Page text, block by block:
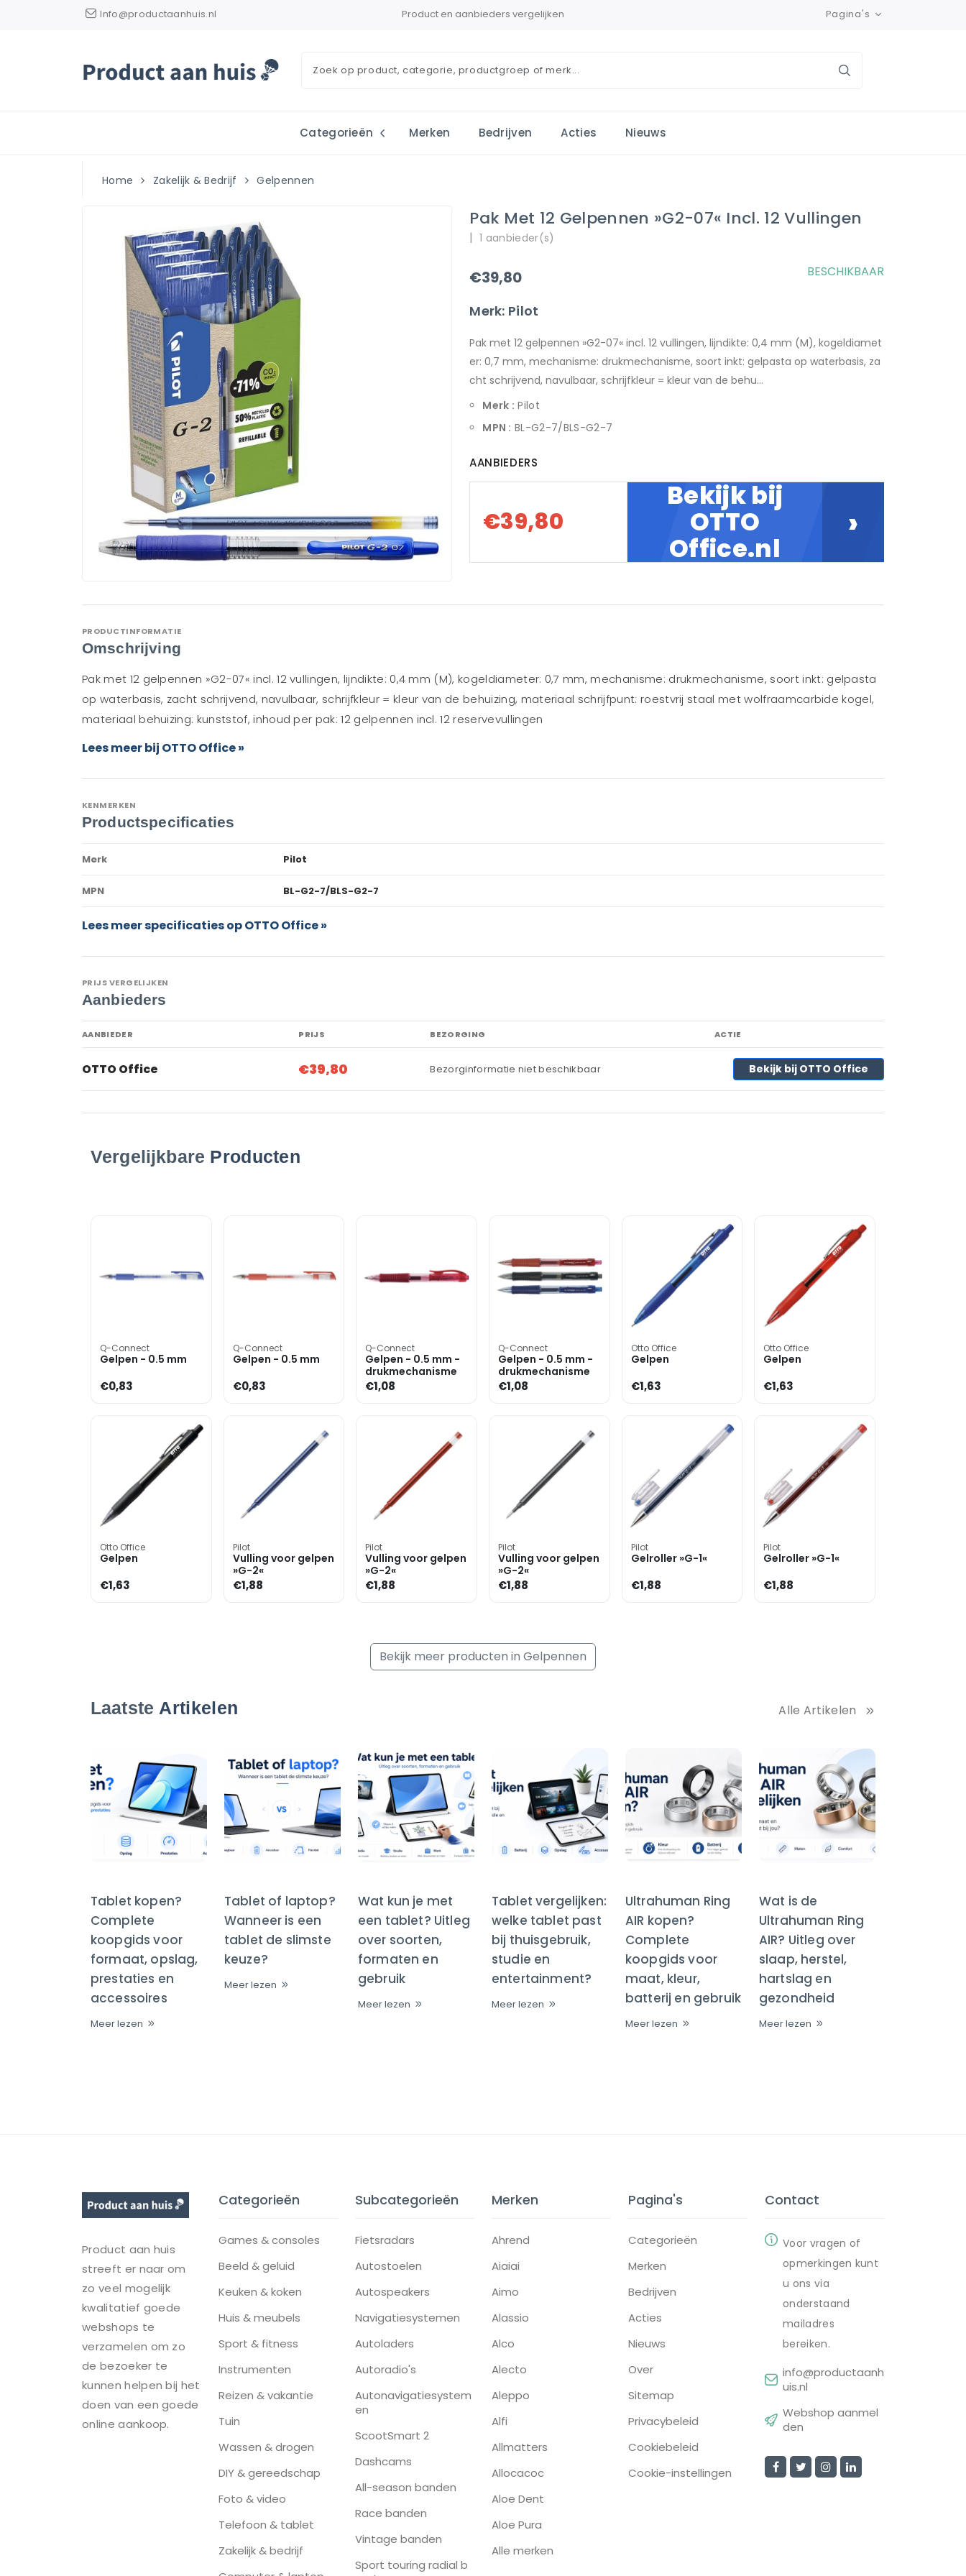
Info@productaanhuis.nl Product en aanbieders vergelijken Pagina's
Categorieën Merken Bedrijven Acties Nieuws
Home Zakelijk & Bedrijf Gelpennen
Pak Met 12 Gelpennen »G2-07« Incl. 12 Vullingen
|1 aanbieder(s)
€39,80
Merk: Pilot
BESCHIKBAAR
Pak met 12 gelpennen »G2-07« incl. 12 vullingen, lijndikte: 0,4 mm (M), kogeldiamet
er: 0,7 mm, mechanisme: drukmechanisme, soort inkt: gelpasta op waterbasis, za
cht schrijvend, navulbaar, schrijfkleur = kleur van de behu...
Merk : Pilot
MPN : BL-G2-7/BLS-G2-7
AANBIEDERS
€39,80
Bekijk bij
OTTO
Office.nl
›
PRODUCTINFORMATIE
Omschrijving
Pak met 12 gelpennen »G2-07« incl. 12 vullingen, lijndikte: 0,4 mm (M), kogeldiameter: 0,7 mm, mechanisme: drukmechanisme, soort inkt: gelpasta
op waterbasis, zacht schrijvend, navulbaar, schrijfkleur = kleur van de behuizing, materiaal schrijfpunt: roestvrij staal met wolfraamcarbide kogel,
materiaal behuizing: kunststof, inhoud per pak: 12 gelpennen incl. 12 reservevullingen
Lees meer bij OTTO Office »
KENMERKEN
Productspecificaties
Merk Pilot
MPN BL-G2-7/BLS-G2-7
Lees meer specificaties op OTTO Office »
PRIJS VERGELIJKEN
Aanbieders
AANBIEDER PRIJS BEZORGING ACTIE
OTTO Office €39,80 Bezorginformatie niet beschikbaar Bekijk bij OTTO Office
Vergelijkbare Producten
Q-Connect
Gelpen - 0.5 mm
€0,83
Q-Connect
Gelpen - 0.5 mm
€0,83
Q-Connect
Gelpen - 0.5 mm -
drukmechanisme
€1,08
Q-Connect
Gelpen - 0.5 mm -
drukmechanisme
€1,08
Otto Office
Gelpen
€1,63
Otto Office
Gelpen
€1,63
Otto Office
Gelpen
€1,63
Pilot
Vulling voor gelpen
»G-2«
€1,88
Pilot
Vulling voor gelpen
»G-2«
€1,88
Pilot
Vulling voor gelpen
»G-2«
€1,88
Pilot
Gelroller »G-1«
€1,88
Pilot
Gelroller »G-1«
€1,88
Bekijk meer producten in Gelpennen
Laatste Artikelen Alle Artikelen
Tablet kopen?
Complete
koopgids voor
formaat, opslag,
prestaties en
accessoires
Meer lezen
Tablet of laptop?
Wanneer is een
tablet de slimste
keuze?
Meer lezen
Wat kun je met
een tablet? Uitleg
over soorten,
formaten en
gebruik
Meer lezen
Tablet vergelijken:
welke tablet past
bij thuisgebruik,
studie en
entertainment?
Meer lezen
Ultrahuman Ring
AIR kopen?
Complete
koopgids voor
maat, kleur,
batterij en gebruik
Meer lezen
Wat is de
Ultrahuman Ring
AIR? Uitleg over
slaap, herstel,
hartslag en
gezondheid
Meer lezen
Product aan huis
streeft er naar om
zo veel mogelijk
kwalitatief goede
webshops te
verzamelen om zo
de bezoeker te
kunnen helpen bij het
doen van een goede
online aankoop.
Categorieën
Games & consoles
Beeld & geluid
Keuken & koken
Huis & meubels
Sport & fitness
Instrumenten
Reizen & vakantie
Tuin
Wassen & drogen
DIY & gereedschap
Foto & video
Telefoon & tablet
Zakelijk & bedrijf
Subcategorieën
Fietsradars
Autostoelen
Autospeakers
Navigatiesystemen
Autoladers
Autoradio's
Autonavigatiesystem
en
ScootSmart 2
Dashcams
All-season banden
Race banden
Vintage banden
Sport touring radial b
Merken
Ahrend
Aiaiai
Aimo
Alassio
Alco
Alecto
Aleppo
Alfi
Allmatters
Allocacoc
Aloe Dent
Aloe Pura
Alle merken
Pagina's
Categorieën
Merken
Bedrijven
Acties
Nieuws
Over
Sitemap
Privacybeleid
Cookiebeleid
Cookie-instellingen
Contact
Voor vragen of
opmerkingen kunt
u ons via
onderstaand
mailadres
bereiken.
info@productaanh
uis.nl
Webshop aanmel
den